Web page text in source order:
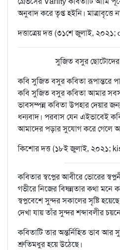
অনুবাদ করে তৃপ্ত হইনি।
দত্তাত্রেয় দত্ত (৩১শে জুলাই,
সুজিত বসুর
কবি সুজিত বসুর কবিতা রূপান্তরে
কবি সুজিত বসুর কবিতা আমার
ভাবসম্পন্ন কবিতা উপহার দেয়ার
ধন্যবাদ। পরবাস যেন এইভাবেই
আমাদের পড়ার সুযোগ করে গেলে
কিশোর দত্ত (১৮ই জুলাই, ২০২১;
কবিতার স্বপ্নের আবীরে ভোরের
গভীরে নিজের বিষন্নতার কথা মনে
স্বপ্নবেশে সুন্দর সকালের সৃষ্টি
দেখা যায় তাঁর সুন্দর শব্দাবলীর
কবিতাটি তার অন্তর্নিহিত ভাব আর
শ্রুতিমধুর হয়ে উঠেছে।